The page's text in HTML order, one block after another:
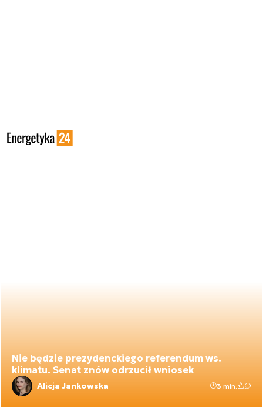
Nie będzie prezydenckiego referendum ws.
klimatu. Senat znów odrzucił wniosek
Alicja Jankowska 3 min.